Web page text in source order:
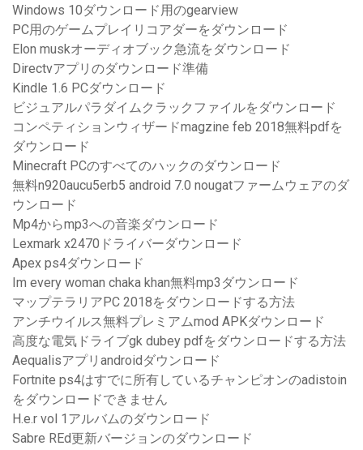
Windows 10ダウンロード用のgearview
PC用のゲームプレイリコアダーをダウンロード
Elon muskオーディオブック急流をダウンロード
Directvアプリのダウンロード準備
Kindle 1.6 PCダウンロード
ビジュアルパラダイムクラックファイルをダウンロード
コンペティションウィザードmagzine feb 2018無料pdfを
ダウンロード
Minecraft PCのすべてのハックのダウンロード
無料n920aucu5erb5 android 7.0 nougatファームウェアのダ
ウンロード
Mp4からmp3への音楽ダウンロード
Lexmark x2470ドライバーダウンロード
Apex ps4ダウンロード
Im every woman chaka khan無料mp3ダウンロード
マップテラリアPC 2018をダウンロードする方法
アンチウイルス無料プレミアムmod APKダウンロード
高度な電気ドライブgk dubey pdfをダウンロードする方法
Aequalisアプリandroidダウンロード
Fortnite ps4はすでに所有しているチャンピオンのadistoin
をダウンロードできません
H.e.r vol 1アルバムのダウンロード
Sabre REd更新バージョンのダウンロード